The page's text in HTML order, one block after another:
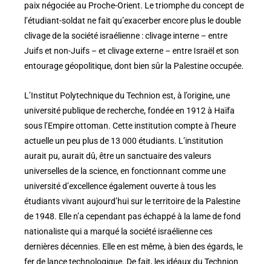
paix négociée au Proche-Orient. Le triomphe du concept de
l’étudiant-soldat ne fait qu’exacerber encore plus le double
clivage de la société israélienne : clivage interne – entre
Juifs et non-Juifs – et clivage externe – entre Israël et son
entourage géopolitique, dont bien sûr la Palestine occupée.
L’Institut Polytechnique du Technion est, à l’origine, une
université publique de recherche, fondée en 1912 à Haïfa
sous l’Empire ottoman. Cette institution compte à l’heure
actuelle un peu plus de 13 000 étudiants. L’institution
aurait pu, aurait dû, être un sanctuaire des valeurs
universelles de la science, en fonctionnant comme une
université d’excellence également ouverte à tous les
étudiants vivant aujourd’hui sur le territoire de la Palestine
de 1948. Elle n’a cependant pas échappé à la lame de fond
nationaliste qui a marqué la société israélienne ces
dernières décennies. Elle en est même, à bien des égards, le
fer de lance technologique. De fait, les idéaux du Technion